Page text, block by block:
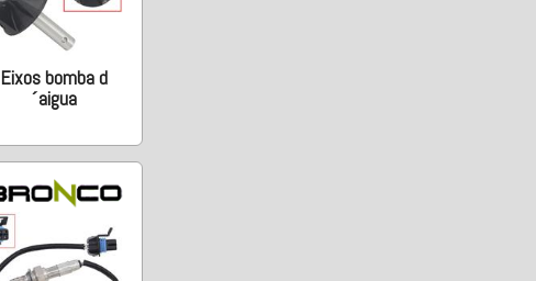
Eixos bomba d
´aigua